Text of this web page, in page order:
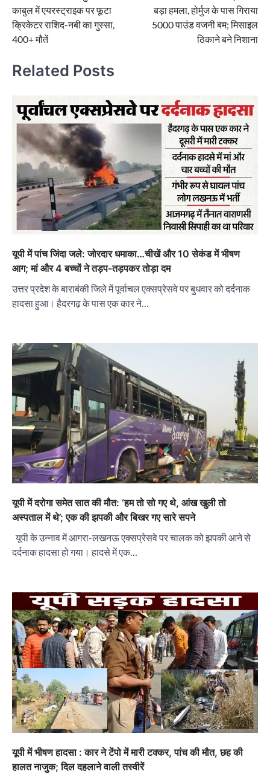
काबुल में एयरस्ट्राइक पर फूटा
क्रिकेटर राशिद-नबी का गुस्सा,
400+ मौतें
बड़ा हमला, होर्मुज के पास गिराया
5000 पाउंड वजनी बम; मिसाइल
ठिकाने बने निशाना
Related Posts
यूपी में पांच जिंदा जले: जोरदार धमाका…चीखें और 10 सेकंड में भीषण
आग; मां और 4 बच्चों ने तड़प-तड़पकर तोड़ा दम
उत्तर प्रदेश के बाराबंकी जिले में पूर्वाचल एक्सप्रेसवे पर बुधवार को दर्दनाक
हादसा हुआ। हैदरगढ़ के पास एक कार ने…
यूपी में दरोगा समेत सात की मौत: ‘हम तो सो गए थे, आंख खुली तो
अस्पताल में थे’; एक की झपकी और बिखर गए सारे सपने
यूपी के उन्नाव में आगरा-लखनऊ एक्सप्रेसवे पर चालक को झपकी आने से
दर्दनाक हादसा हो गया। हादसे में एक…
यूपी में भीषण हादसा : कार ने टेंपो में मारी टक्कर, पांच की मौत, छह की
हालत नाजुक; दिल दहलाने वाली तस्वीरें